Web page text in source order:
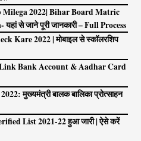
2022| Bihar Board Matric
से जाने पूरी जानकारी – Full Process
Kare 2022 | मोबाइल से स्कॉलरशिप
Bank Account & Aadhar Card
मुख्यमंत्री बालक बालिका प्रोत्साहन
List 2021-22 हुआ जारी | ऐसे करें